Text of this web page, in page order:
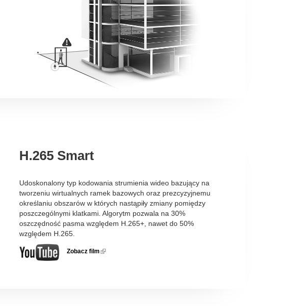
H.265 Smart
Udoskonalony typ kodowania strumienia wideo bazujący na
tworzeniu wirtualnych ramek bazowych oraz prezcyzyjnemu
określaniu obszarów w których nastąpiły zmiany pomiędzy
poszczególnymi klatkami. Algorytm pozwala na 30%
oszczędność pasma względem H.265+, nawet do 50%
względem H.265.
Zobacz film (link is